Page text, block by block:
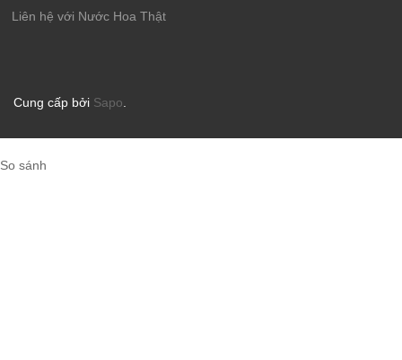
Liên hệ với Nước Hoa Thật
Cung cấp bởi Sapo
So sánh